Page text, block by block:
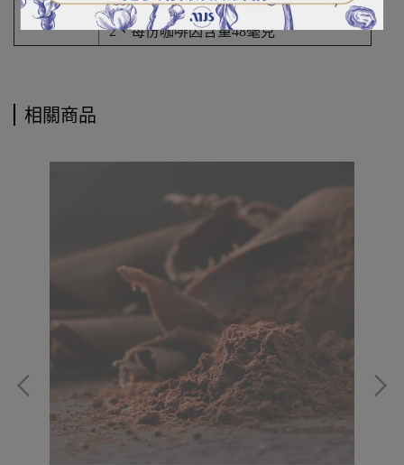
備註
1、本產品製造廠房有處理：牛奶
2、每份咖啡因含量48毫克
相關商品